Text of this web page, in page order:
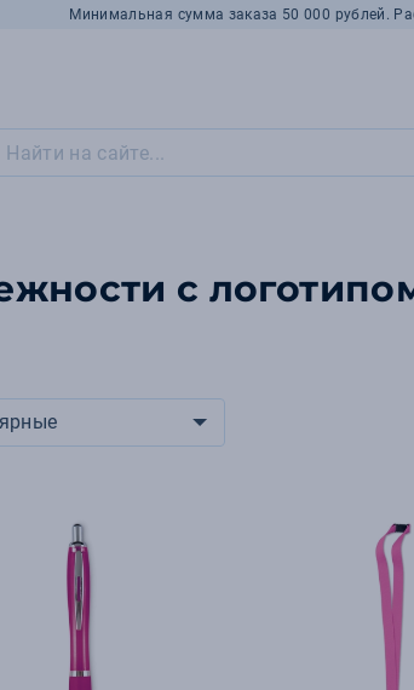
Минимальная сумма заказа 50 000 рублей.
с